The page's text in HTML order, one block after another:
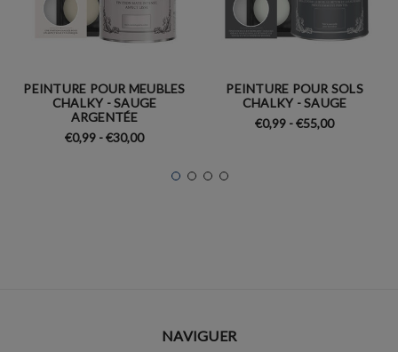
PEINTURE POUR MEUBLES
CHALKY - SAUGE
ARGENTÉE
€0,99 - €30,00
PEINTURE POUR SOLS
CHALKY - SAUGE
€0,99 - €55,00
NAVIGUER